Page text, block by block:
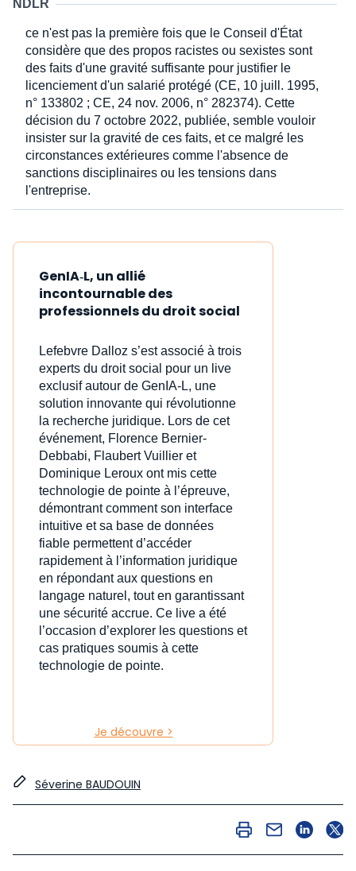
NDLR
ce n'est pas la première fois que le Conseil d'État
considère que des propos racistes ou sexistes sont
des faits d'une gravité suffisante pour justifier le
licenciement d'un salarié protégé (CE, 10 juill. 1995,
n° 133802 ; CE, 24 nov. 2006, n° 282374). Cette
décision du 7 octobre 2022, publiée, semble vouloir
insister sur la gravité de ces faits, et ce malgré les
circonstances extérieures comme l'absence de
sanctions disciplinaires ou les tensions dans
l'entreprise.
GenIA‑L, un allié
incontournable des
professionnels du droit social
Lefebvre Dalloz s’est associé à trois
experts du droit social pour un live
exclusif autour de GenIA‑L, une
solution innovante qui révolutionne
la recherche juridique. Lors de cet
événement, Florence Bernier-
Debbabi, Flaubert Vuillier et
Dominique Leroux ont mis cette
technologie de pointe à l’épreuve,
démontrant comment son interface
intuitive et sa base de données
fiable permettent d’accéder
rapidement à l’information juridique
en répondant aux questions en
langage naturel, tout en garantissant
une sécurité accrue. Ce live a été
l’occasion d’explorer les questions et
cas pratiques soumis à cette
technologie de pointe.
Je découvre >
Séverine BAUDOUIN